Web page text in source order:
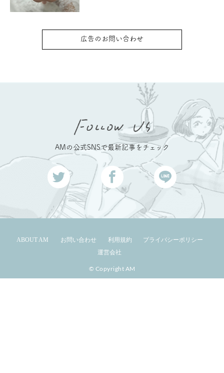
広告のお問い合わせ
AMの公式SNSで最新記事をチェック
ABOUT AM お問い合わせ 利用規約
プライバシーポリシー
運営会社
© Copyright AM